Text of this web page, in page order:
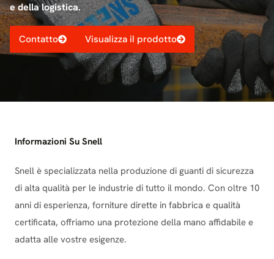
e della logistica.
Contatto Visualizza il prodotto
Informazioni Su Snell
Snell è specializzata nella produzione di guanti di sicurezza
di alta qualità per le industrie di tutto il mondo. Con oltre 10
anni di esperienza, forniture dirette in fabbrica e qualità
certificata, offriamo una protezione della mano affidabile e
adatta alle vostre esigenze.